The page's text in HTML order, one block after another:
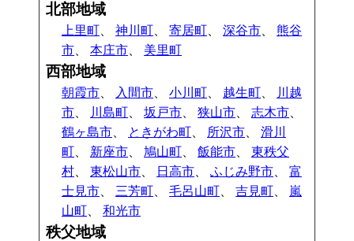
北部地域
上里町 、神川町 、寄居町 、深谷市 、熊谷
市 、本庄市 美里町
西部地域
朝霞市 入間市 、小川町 越生町
川越
市
川島町 、坂戸市 、狭山市 、志木市
鶴ヶ島市
ときがわ町 所沢市 、滑川
町
新座市 、鳩山町 、飯能市 、東秩父
村 、東松山市 日高市 、ふじみ野市 、富
士見市
三芳町 、毛呂山町 、吉見町
嵐
山町 、和光市
秩父地域